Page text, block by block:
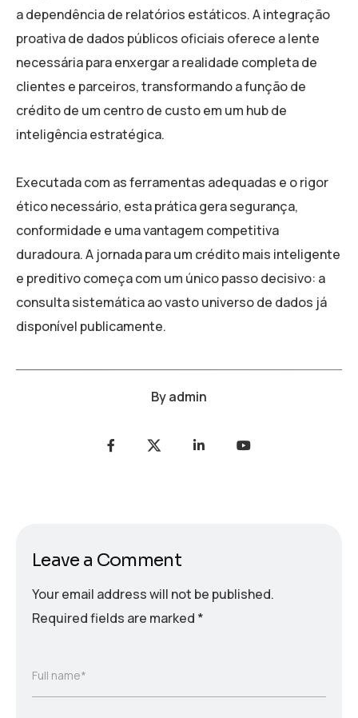
a dependência de relatórios estáticos. A integração
proativa de dados públicos oficiais oferece a lente
necessária para enxergar a realidade completa de
clientes e parceiros, transformando a função de
crédito de um centro de custo em um hub de
inteligência estratégica.
Executada com as ferramentas adequadas e o rigor
ético necessário, esta prática gera segurança,
conformidade e uma vantagem competitiva
duradoura. A jornada para um crédito mais inteligente
e preditivo começa com um único passo decisivo: a
consulta sistemática ao vasto universo de dados já
disponível publicamente.
Byadmin
Leave a Comment
Your email address will not be published.
Required fields are marked *
Full name*